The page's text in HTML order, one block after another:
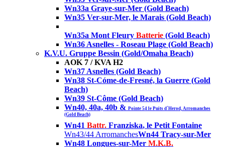
Wn33a Graye-sur-Mer (Gold Beach)
Wn35 Ver-sur-Mer, le Marais (Gold Beach)
Wn35a Mont Fleury Batterie (Gold Beach)
Wn36 Asnelles - Roseau Plage (Gold Beach)
K.V.U. Gruppe Bessin (Gold/Omaha Beach)
AOK 7 / KVA H2
Wn37 Asnelles (Gold Beach)
Wn38 St-Cóme-de-Fresné, la Guerre (Gold
Beach)
Wn39 St-Côme (Gold Beach)
Wn40, 40a, 40b & Pointe 54 le Puits d´Herod, Arromanches
(Gold Beach)
Wn41 Battr. Franziska, le Petit Fontaine
Wn43/44 ArromanchesWn44 Tracy-sur-Mer
Wn48 Longues-sur-Mer M.K.B.